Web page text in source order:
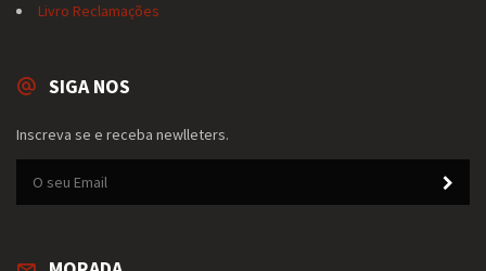
Livro Reclamações
SIGA NOS
Inscreva se e receba newlleters.